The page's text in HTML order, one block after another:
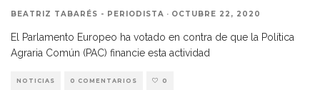
BEATRIZ TABARÉS - PERIODISTA · OCTUBRE 22, 2020
El Parlamento Europeo ha votado en contra de que la Política
Agraria Común (PAC) financie esta actividad
NOTICIAS 0 COMENTARIOS 0